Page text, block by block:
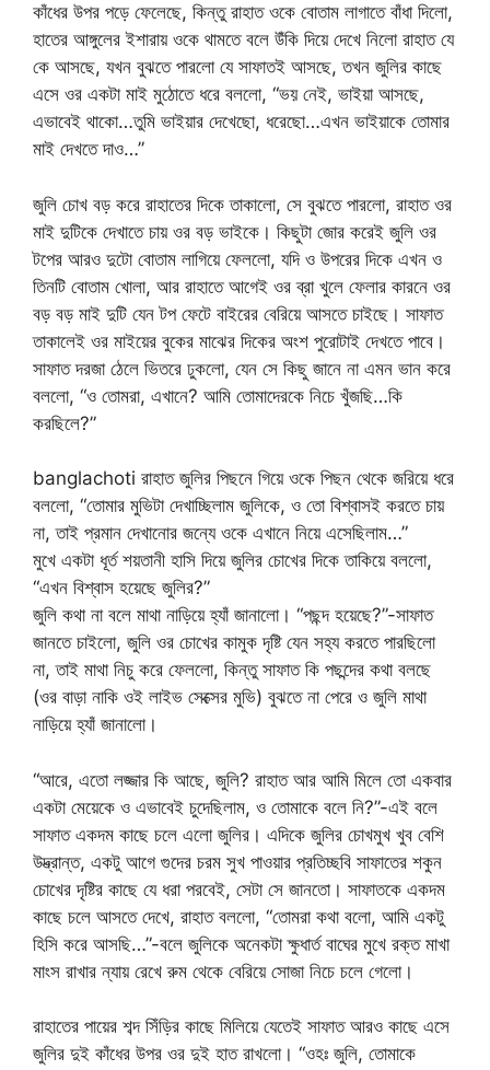
কাঁধের উপর পড়ে ফেলেছে, কিন্তু রাহাত ওকে বোতাম লাগাতে বাঁধা দিলো,
হাতের আঙ্গুলের ইশারায় ওকে থামতে বলে উঁকি দিয়ে দেখে নিলো রাহাত যে
কে আসছে, যখন বুঝতে পারলো যে সাফাতই আসছে, তখন জুলির কাছে
এসে ওর একটা মাই মুঠোতে ধরে বললো, “ভয় নেই, ভাইয়া আসছে,
এভাবেই থাকো…তুমি ভাইয়ার দেখেছো, ধরেছো…এখন ভাইয়াকে তোমার
মাই দেখতে দাও…”
জুলি চোখ বড় করে রাহাতের দিকে তাকালো, সে বুঝতে পারলো, রাহাত ওর
মাই দুটিকে দেখাতে চায় ওর বড় ভাইকে। কিছুটা জোর করেই জুলি ওর
টপের আরও দুটো বোতাম লাগিয়ে ফেললো, যদি ও উপরের দিকে এখন ও
তিনটি বোতাম খোলা, আর রাহাতে আগেই ওর ব্রা খুলে ফেলার কারনে ওর
বড় বড় মাই দুটি যেন টপ ফেটে বাইরের বেরিয়ে আসতে চাইছে। সাফাত
তাকালেই ওর মাইয়ের বুকের মাঝের দিকের অংশ পুরোটাই দেখতে পাবে।
সাফাত দরজা ঠেলে ভিতরে ঢুকলো, যেন সে কিছু জানে না এমন ভান করে
বললো, “ও তোমরা, এখানে? আমি তোমাদেরকে নিচে খুঁজছি…কি
করছিলে?”
banglachoti রাহাত জুলির পিছনে গিয়ে ওকে পিছন থেকে জরিয়ে ধরে
বললো, “তোমার মুভিটা দেখাচ্ছিলাম জুলিকে, ও তো বিশ্বাসই করতে চায়
না, তাই প্রমান দেখানোর জন্যে ওকে এখানে নিয়ে এসেছিলাম…”
মুখে একটা ধূর্ত শয়তানী হাসি দিয়ে জুলির চোখের দিকে তাকিয়ে বললো,
“এখন বিশ্বাস হয়েছে জুলির?”
জুলি কথা না বলে মাথা নাড়িয়ে হ্যাঁ জানালো। “পছন্দ হয়েছে?”-সাফাত
জানতে চাইলো, জুলি ওর চোখের কামুক দৃষ্টি যেন সহ্য করতে পারছিলো
না, তাই মাথা নিচু করে ফেললো, কিন্তু সাফাত কি পছন্দের কথা বলছে
(ওর বাড়া নাকি ওই লাইভ সেক্সের মুভি) বুঝতে না পেরে ও জুলি মাথা
নাড়িয়ে হ্যাঁ জানালো।
“আরে, এতো লজ্জার কি আছে, জুলি? রাহাত আর আমি মিলে তো একবার
একটা মেয়েকে ও এভাবেই চুদেছিলাম, ও তোমাকে বলে নি?”-এই বলে
সাফাত একদম কাছে চলে এলো জুলির। এদিকে জুলির চোখমুখ খুব বেশি
উদ্ভ্রান্ত, একটু আগে গুদের চরম সুখ পাওয়ার প্রতিচ্ছবি সাফাতের শকুন
চোখের দৃষ্টির কাছে যে ধরা পরবেই, সেটা সে জানতো। সাফাতকে একদম
কাছে চলে আসতে দেখে, রাহাত বললো, “তোমরা কথা বলো, আমি একটু
হিসি করে আসছি…”-বলে জুলিকে অনেকটা ক্ষুধার্ত বাঘের মুখে রক্ত মাখা
মাংস রাখার ন্যায় রেখে রুম থেকে বেরিয়ে সোজা নিচে চলে গেলো।
রাহাতের পায়ের শব্দ সিঁড়ির কাছে মিলিয়ে যেতেই সাফাত আরও কাছে এসে
জুলির দুই কাঁধের উপর ওর দুই হাত রাখলো। “ওহঃ জুলি, তোমাকে